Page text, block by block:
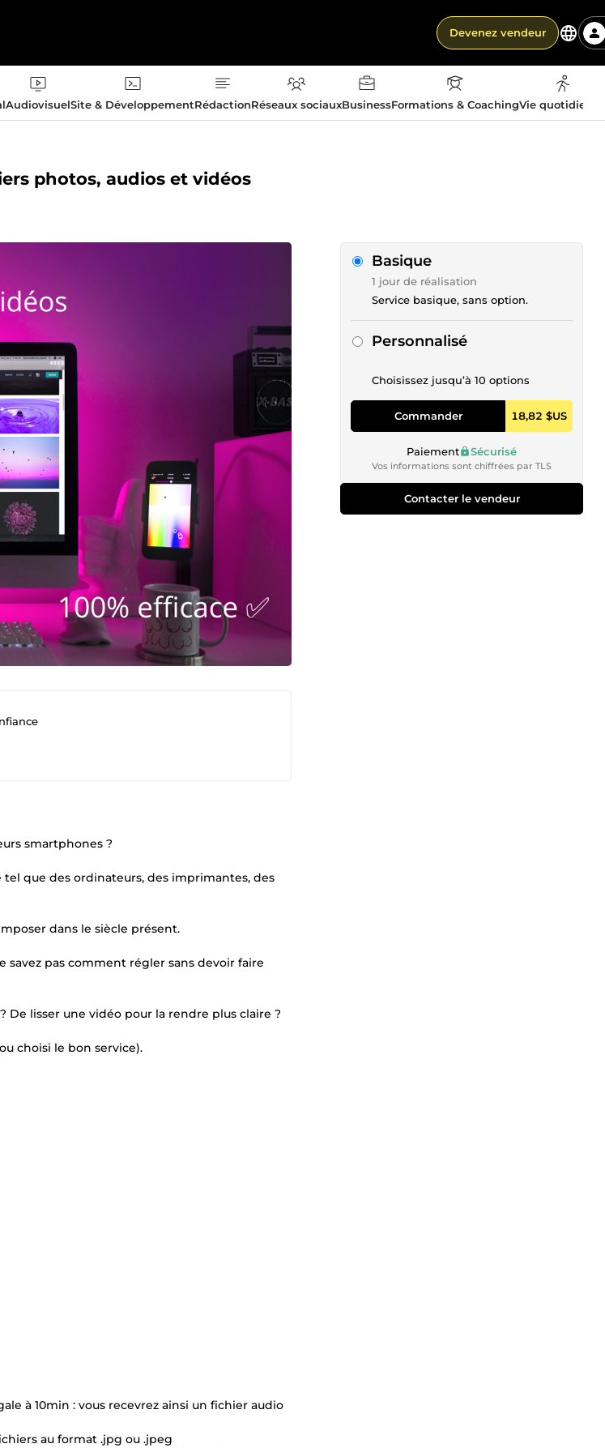
Devenez vendeur
AudiovisuelSite & DéveloppementRédactionRéseaux sociauxBusinessFormations & CoachingVie
photos, audios et vidéos
smartphones ?
que des ordinateurs, des imprimantes, des
dans le siècle présent.
pas comment régler sans devoir faire
lisser une vidéo pour la rendre plus claire ?
choisi le bon service).
à 10min : vous recevrez ainsi un fichier audio
au format .jpg ou .jpeg
Basique
1 jour de réalisation
Service basique, sans option.
Personnalisé
Choisissez jusqu’à 10 options
Commander 18,82 $US
Paiement Sécurisé
Vos informations sont chiffrées par TLS
Contacter le vendeur